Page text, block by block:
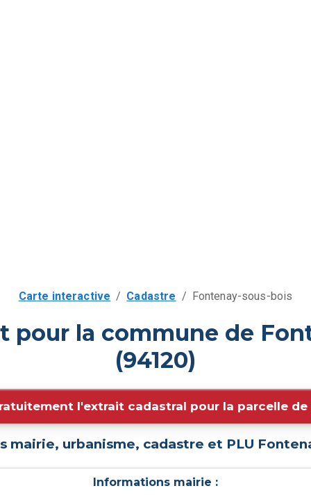
Carte interactive / Cadastre / Fontenay-sous-bois
pour la commune de
(94120)
l'extrait cadastral pour la parcelle de
mairie, urbanisme, cadastre et PLU
Informations mairie :